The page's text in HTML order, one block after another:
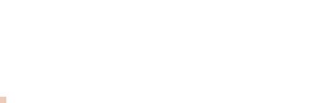
Empfang & Raumvermietung